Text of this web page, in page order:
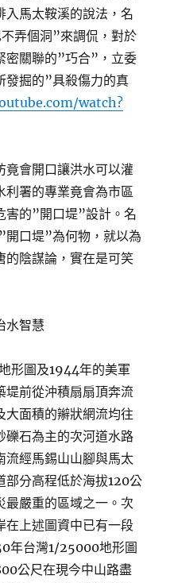
入馬太鞍溪的說法，名
弄個洞”來調侃，對於
密關聯的”巧合”，立委
發掘的”具殺傷力的真
watch?
竟會開口讓洪水可以灌
利署的專業竟會為市區
害的”開口堤”設計。名
口堤”為何物，就以為
的陰謀論，實在是可笑
水智慧
形圖及1944年的美軍
前從沖積扇扇頂奔流
大面積的辮狀網流均往
礫石為主的次河道水路
流經馬錫山山腳與馬太
部分高程低於海拔120公
最嚴重的區域之一。次
在上述圖資中已有一段
年台灣1/25000地形圖
公尺在現今中山路盡